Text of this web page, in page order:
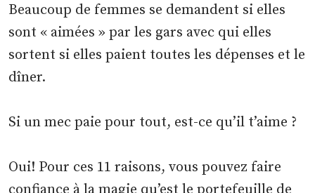
Beaucoup de femmes se demandent si elles
sont « aimées » par les gars avec qui elles
sortent si elles paient toutes les dépenses et le
dîner.
Si un mec paie pour tout, est-ce qu’il t’aime ?
Oui! Pour ces 11 raisons, vous pouvez faire